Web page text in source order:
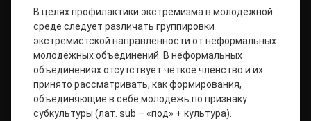
В целях профилактики экстремизма в молодёжной
среде следует различать группировки
экстремистской направленности от неформальных
молодёжных объединений. В неформальных
объединениях отсутствует чёткое членство и их
принято рассматривать, как формирования,
объединяющие в себе молодёжь по признаку
субкультуры (лат. sub – «под» + культура).